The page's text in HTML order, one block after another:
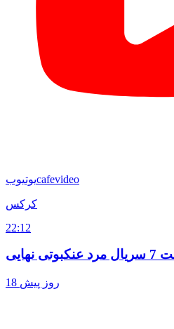
یوتیوبcafevideo
کرکس
22:12
18 روز پیش